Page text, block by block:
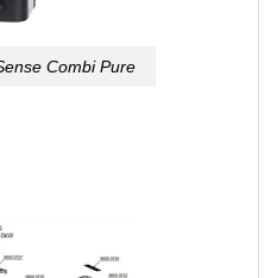
Combi Pure